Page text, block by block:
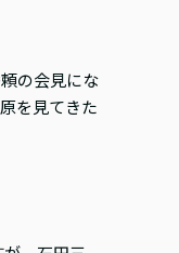
の会見にな
を見てきた